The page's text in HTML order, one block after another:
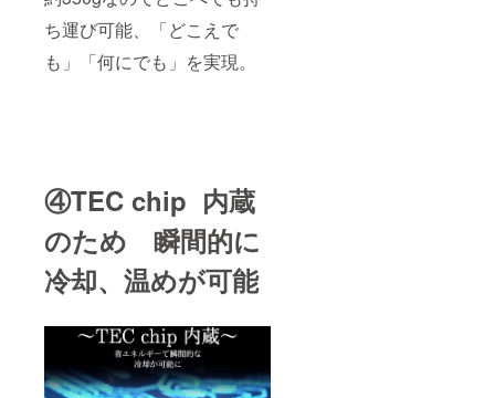
ち運び可能、「どこえで
も」「何にでも」を実現。
④TEC chip 内蔵
のため 瞬間的に
冷却、温めが可能